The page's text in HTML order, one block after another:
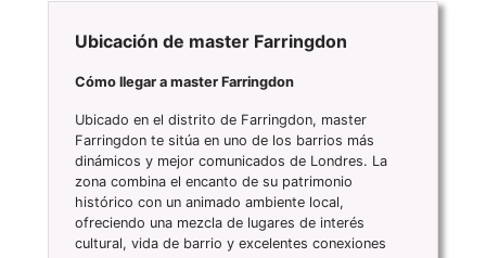
Ubicación de master Farringdon
Cómo llegar a master Farringdon
Ubicado en el distrito de Farringdon, master
Farringdon te sitúa en uno de los barrios más
dinámicos y mejor comunicados de Londres. La
zona combina el encanto de su patrimonio
histórico con un animado ambiente local,
ofreciendo una mezcla de lugares de interés
cultural, vida de barrio y excelentes conexiones